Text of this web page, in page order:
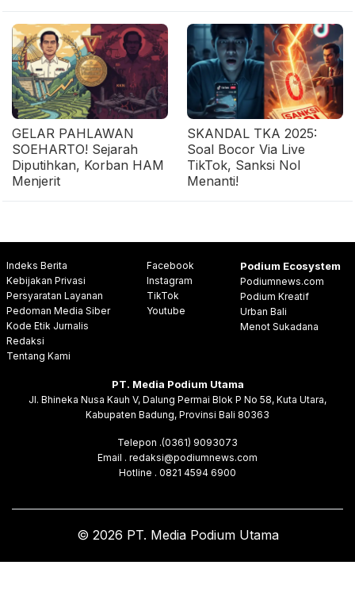
GELAR PAHLAWAN
SOEHARTO! Sejarah
Diputihkan, Korban HAM
Menjerit
SKANDAL TKA 2025:
Soal Bocor Via Live
TikTok, Sanksi Nol
Menanti!
Indeks Berita
Kebijakan Privasi
Persyaratan Layanan
Pedoman Media Siber
Kode Etik Jurnalis
Redaksi
Tentang Kami
Facebook
Instagram
TikTok
Youtube
Podium Ecosystem
Podiumnews.com
Podium Kreatif
Urban Bali
Menot Sukadana
PT. Media Podium Utama
Jl. Bhineka Nusa Kauh V, Dalung Permai Blok P No 58, Kuta Utara,
Kabupaten Badung, Provinsi Bali 80363
Telepon .(0361) 9093073
Email . redaksi@podiumnews.com
Hotline . 0821 4594 6900
© 2026 PT. Media Podium Utama